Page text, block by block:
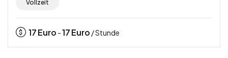
Vollzeit
17Euro -17Euro / Stunde